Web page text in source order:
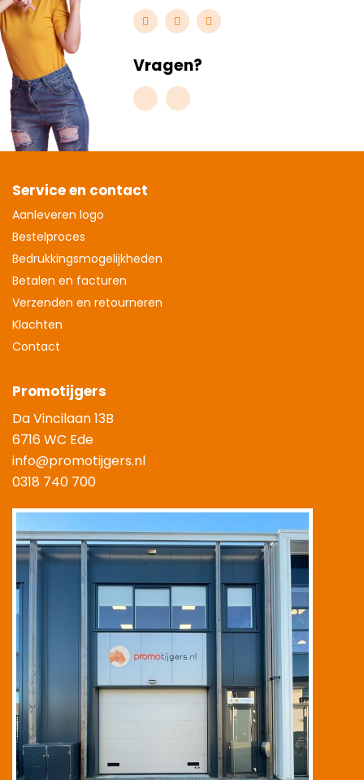
Vragen?
Service en contact
Aanleveren logo
Bestelproces
Bedrukkingsmogelijkheden
Betalen en facturen
Verzenden en retourneren
Klachten
Contact
Promotijgers
Da Vincilaan 13B
6716 WC Ede
info@promotijgers.nl
0318 740 700